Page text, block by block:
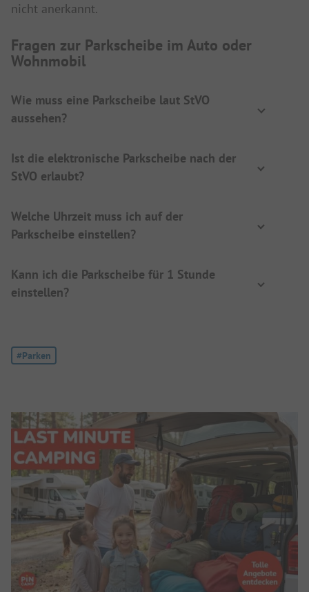
nicht anerkannt.
Fragen zur Parkscheibe im Auto oder
Wohnmobil
Wie muss eine Parkscheibe laut StVO
aussehen?
Ist die elektronische Parkscheibe nach der
StVO erlaubt?
Welche Uhrzeit muss ich auf der
Parkscheibe einstellen?
Kann ich die Parkscheibe für 1 Stunde
einstellen?
Tag:
#Parken